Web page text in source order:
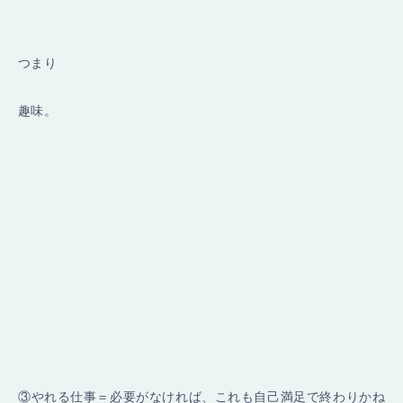
つまり
趣味。
③やれる仕事＝必要がなければ、これも自己満足で終わりかね